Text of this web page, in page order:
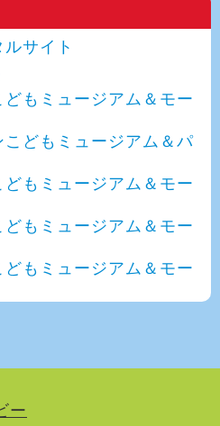
サイト
もミュージアム＆モー
どもミュージアム＆パ
もミュージアム＆モー
もミュージアム＆モー
もミュージアム＆モー
ー